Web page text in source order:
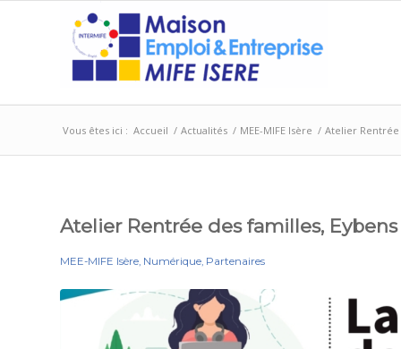
Vous êtes ici : Accueil / Actualités / MEE-MIFE Isère / Atelier Rentrée
Atelier Rentrée des familles,
MEE-MIFE Isère, Numérique, Partenaires